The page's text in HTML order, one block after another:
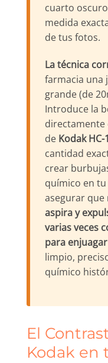
cuarto
medida
de tus fotos.
La técnica
farmacia una
grande (de
Introduce la
directamente
de Kodak HC-
cantidad
crear
químico en
asegurar que
aspira y
varias veces
para
limpio,
químico
El
Kodak en